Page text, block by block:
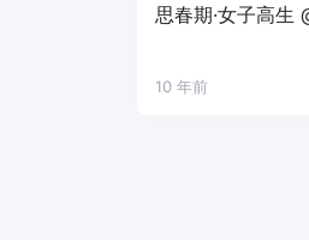
思春期·女子高生
10 年前